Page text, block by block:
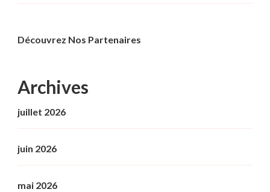
Découvrez Nos Partenaires
Archives
juillet 2026
juin 2026
mai 2026